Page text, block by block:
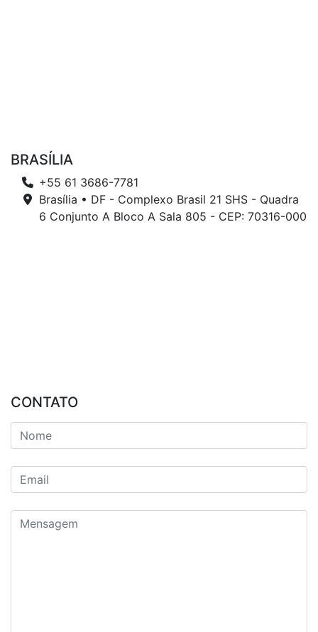
BRASÍLIA
+55 61 3686-7781
Brasília • DF - Complexo Brasil 21 SHS - Quadra
6 Conjunto A Bloco A Sala 805 - CEP: 70316-000
CONTATO